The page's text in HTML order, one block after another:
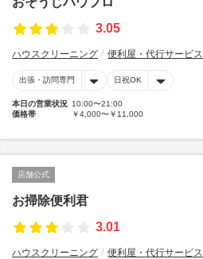
3.05
ハウスクリーニング 便利屋・代行サービス
出張・訪問専門 日祝OK
本日の営業状況 10:00〜21:00
価格帯
￥4,000〜￥11,000
店舗公式
お掃除便利君
3.01
ハウスクリーニング 便利屋・代行サービス